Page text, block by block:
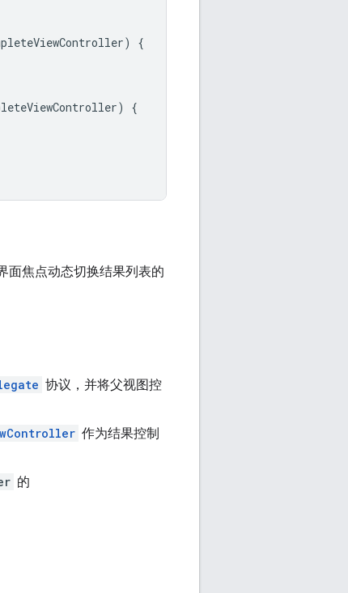
)
{
)
{
面焦点动态切换结果列表的
协议，并将父视图控
作为结果控制
的